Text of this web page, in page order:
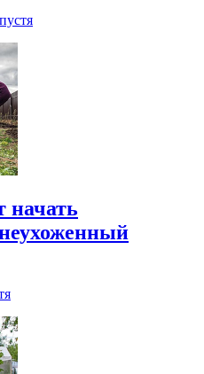
начать